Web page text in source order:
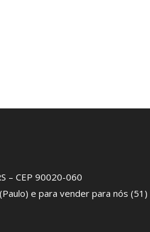
– CEP 90020-060
e para vender para nós (51)